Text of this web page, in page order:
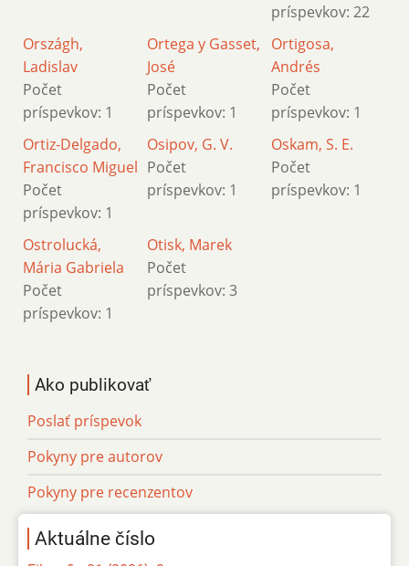
príspevkov: 22
Országh,
Ladislav
Počet
príspevkov: 1
Ortega y Gasset,
José
Počet
príspevkov: 1
Ortigosa,
Andrés
Počet
príspevkov: 1
Ortiz-Delgado,
Francisco Miguel
Počet
príspevkov: 1
Osipov, G. V.
Počet
príspevkov: 1
Oskam, S. E.
Počet
príspevkov: 1
Ostrolucká,
Mária Gabriela
Počet
príspevkov: 1
Otisk, Marek
Počet
príspevkov: 3
Ako publikovať
Poslať príspevok
Pokyny pre autorov
Pokyny pre recenzentov
Aktuálne číslo